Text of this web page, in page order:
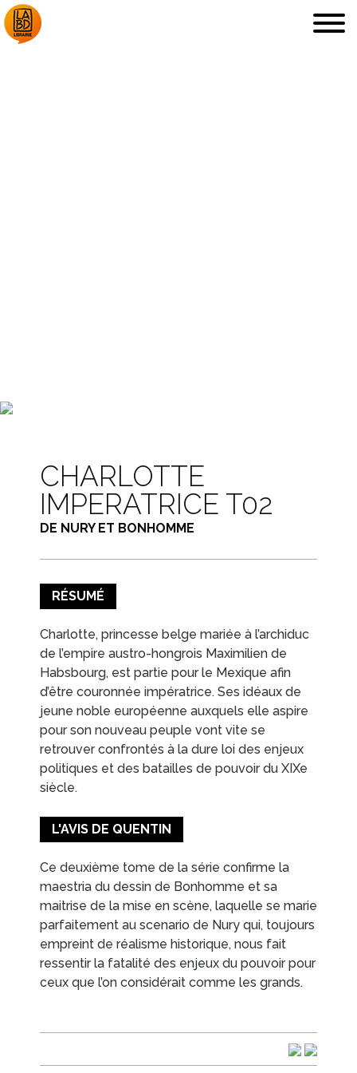
CHARLOTTE
IMPERATRICE T02
DE NURY ET BONHOMME
RÉSUMÉ
Charlotte, princesse belge mariée à l’archiduc
de l’empire austro-hongrois Maximilien de
Habsbourg, est partie pour le Mexique afin
d’être couronnée impératrice. Ses idéaux de
jeune noble européenne auxquels elle aspire
pour son nouveau peuple vont vite se
retrouver confrontés à la dure loi des enjeux
politiques et des batailles de pouvoir du XIXe
siècle.
L'AVIS DE QUENTIN
Ce deuxième tome de la série confirme la
maestria du dessin de Bonhomme et sa
maitrise de la mise en scène, laquelle se marie
parfaitement au scenario de Nury qui, toujours
empreint de réalisme historique, nous fait
ressentir la fatalité des enjeux du pouvoir pour
ceux que l’on considérait comme les grands.